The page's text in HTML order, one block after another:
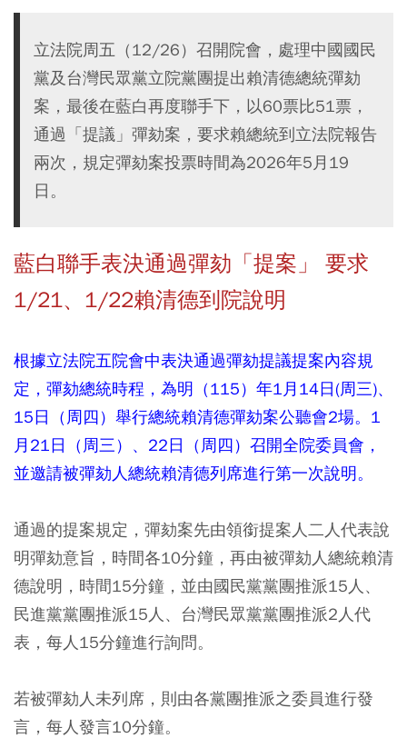
立法院周五（12/26）召開院會，處理中國國民
黨及台灣民眾黨立院黨團提出賴清德總統彈劾
案，最後在藍白再度聯手下，以60票比51票，
通過「提議」彈劾案，要求賴總統到立法院報告
兩次，規定彈劾案投票時間為2026年5月19
日。
藍白聯手表決通過彈劾「提案」 要求
1/21、1/22賴清德到院說明
根據立法院五院會中表決通過彈劾提議提案內容規
定，彈劾總統時程，為明（115）年1月14日(周三)、
15日（周四）舉行總統賴清德彈劾案公聽會2場。1
月21日（周三）、22日（周四）召開全院委員會，
並邀請被彈劾人總統賴清德列席進行第一次說明。
通過的提案規定，彈劾案先由領銜提案人二人代表說
明彈劾意旨，時間各10分鐘，再由被彈劾人總統賴清
德說明，時間15分鐘，並由國民黨黨團推派15人、
民進黨黨團推派15人、台灣民眾黨黨團推派2人代
表，每人15分鐘進行詢問。
若被彈劾人未列席，則由各黨團推派之委員進行發
言，每人發言10分鐘。